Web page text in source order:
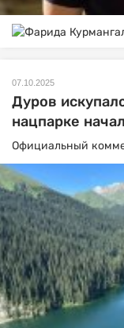
07.10.2025
Дуров
нацпарке
Официальный